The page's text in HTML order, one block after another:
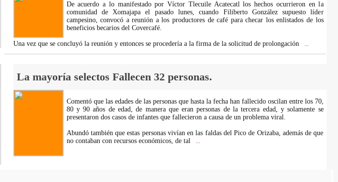
De acuerdo a lo manifestado por Víctor Tlecuile Acatecatl los hechos ocurrieron en la
comunidad de Xomajapa el pasado lunes, cuando Filiberto González supuesto líder
campesino, convocó a reunión a los productores de café para checar los enlistados de los
beneficios becarios del Covercafé.
Una vez que se concluyó la reunión y entonces se procedería a la firma de la solicitud de prolongación
La mayoría selectos Fallecen 32 personas.
Comentó que las edades de las personas que hasta la fecha han fallecido oscilan entre los 70,
80 y 90 años de edad, de manera que eran personas de la tercera edad, y solamente se
presentaron dos casos de infantes que fallecieron a causa de un problema viral.
Abundó también que estas personas vivían en las faldas del Pico de Orizaba, además de que
no contaban con recursos económicos, de tal